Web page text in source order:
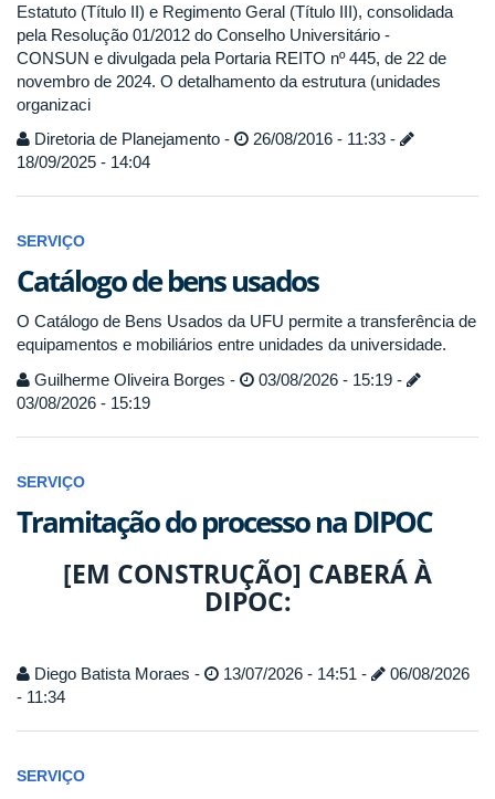
Estatuto (Título II) e Regimento Geral (Título III), consolidada
pela Resolução 01/2012 do Conselho Universitário -
CONSUN e divulgada pela Portaria REITO nº 445, de 22 de
novembro de 2024. O detalhamento da estrutura (unidades
organizaci
Diretoria de Planejamento -
26/08/2016 - 11:33 -
18/09/2025 - 14:04
SERVIÇO
Catálogo de bens usados
O Catálogo de Bens Usados da UFU permite a transferência de
equipamentos e mobiliários entre unidades da universidade.
Guilherme Oliveira Borges -
03/08/2026 - 15:19 -
03/08/2026 - 15:19
SERVIÇO
Tramitação do processo na DIPOC
[EM CONSTRUÇÃO] CABERÁ À
DIPOC:
Diego Batista Moraes - 13/07/2026 - 14:51 -
06/08/2026
- 11:34
SERVIÇO